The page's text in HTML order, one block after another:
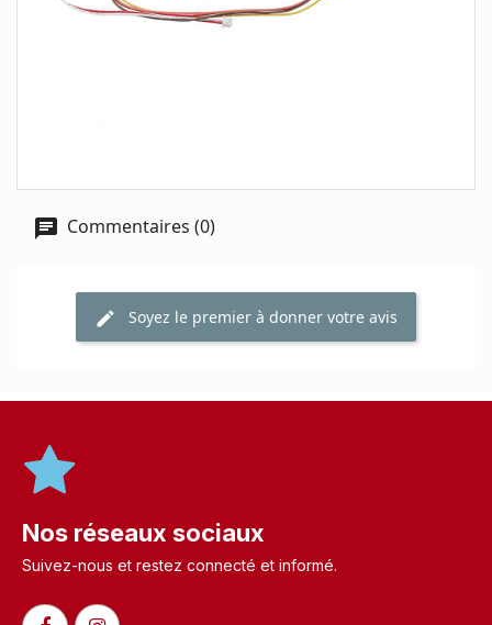
Commentaires (0)
Soyez le premier à donner votre avis
Nos réseaux sociaux
Suivez-nous et restez connecté et informé.​